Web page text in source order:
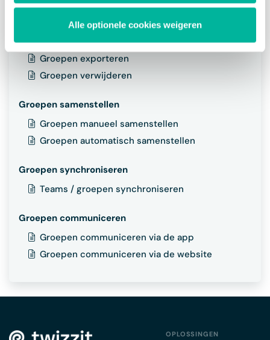
Alle optionele cookies weigeren
Groepsfoto toevoegen
Groepen zoeken
Groepen (des)activeren
Groepen exporteren
Groepen verwijderen
Groepen samenstellen
Groepen manueel samenstellen
Groepen automatisch samenstellen
Groepen synchroniseren
Teams / groepen synchroniseren
Groepen communiceren
Groepen communiceren via de app
Groepen communiceren via de website
OPLOSSINGEN